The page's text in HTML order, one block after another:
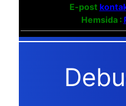
E-post
Hemsida :